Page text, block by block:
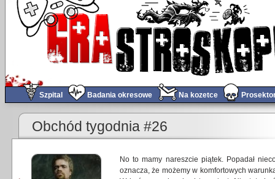
Szpital Badania okresowe Na kozetce
Obchód tygodnia #26
No to mamy nareszcie piątek. Popadał
oznacza, że możemy w komfortowych